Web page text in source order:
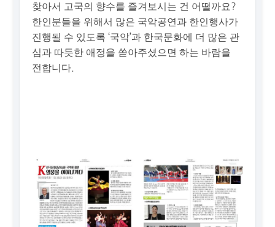
찾아서 고국의 향수를 즐겨보시는 건 어떨까요?
한인분들을 위해서 많은 국악공연과 한인행사가
진행될 수 있도록 ‘국악’과 한국문화에 더 많은 관
심과 따듯한 애정을 쏟아주셨으면 하는 바람을
전합니다.